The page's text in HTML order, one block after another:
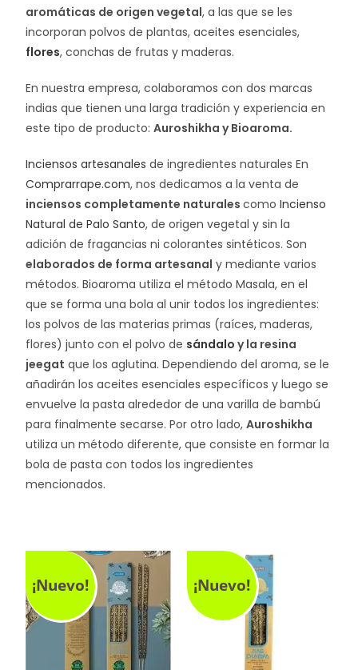
aromáticas de origen vegetal, a las que se les
incorporan polvos de plantas, aceites esenciales,
flores, conchas de frutas y maderas.
En nuestra empresa, colaboramos con dos marcas
indias que tienen una larga tradición y experiencia en
este tipo de producto:Auroshikha y Bioaroma.
Inciensos artesanales de ingredientes naturales En
Comprarrape.com, nos dedicamos a la venta de
inciensos completamente naturalescomoIncienso
Natural de Palo Santo, de origen vegetal y sin la
adición de fragancias ni colorantes sintéticos. Son
elaborados de forma artesanal y mediante varios
métodos. Bioaroma utiliza el método Masala, en el
que se forma una bola al unir todos los ingredientes:
los polvos de las materias primas (raíces, maderas,
flores) junto con el polvo de sándalo y la resina
jeegat que los aglutina. Dependiendo del aroma, se le
añadirán los aceites esenciales específicos y luego se
envuelve la pasta alrededor de una varilla de bambú
para finalmente secarse. Por otro lado,Auroshikha
utiliza un método diferente, que consiste en formar la
bola de pasta con todos los ingredientes
mencionados.
¡Nuevo! ¡Nuevo!